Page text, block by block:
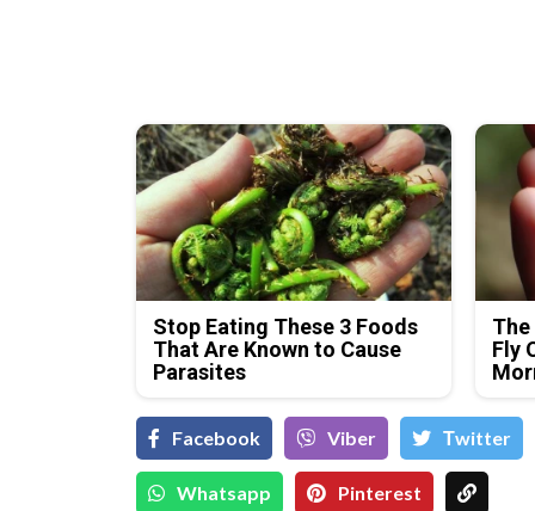
Stop Eating These 3 Foods
That Are Known to Cause
Parasites
Fly
Facebook Viber Тwitter
Whatsapp Pinterest